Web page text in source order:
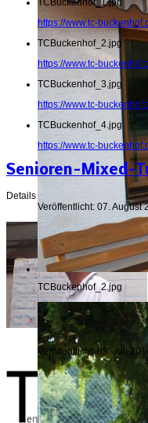
TCBuckenhof_2.jpg
TCBuckenhof_1.jpg
https://www.tc-
TCBuckenhof_2.jpg
https://www.tc-
TCBuckenhof_3.jpg
https://www.tc-
TCBuckenhof_4.jpg
https://www.tc-
Senioren-Mixed-
Details
Veröffentlicht: 07. August
Veröffentlicht: 05. Juli